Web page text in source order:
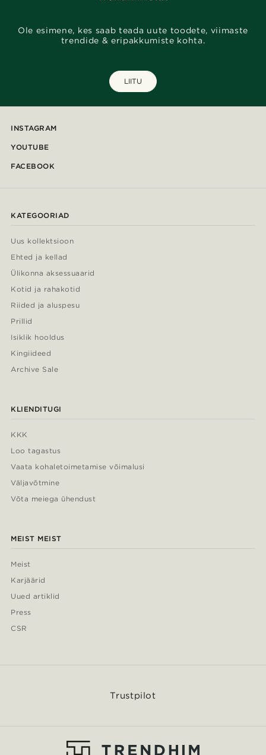
Ole esimene, kes saab teada uute toodete, viimaste
trendide & eripakkumiste kohta.
LIITU
INSTAGRAM
YOUTUBE
FACEBOOK
KATEGOORIAD
Uus kollektsioon
Ehted ja kellad
Ülikonna aksessuaarid
Kotid ja rahakotid
Riided ja aluspesu
Prillid
Isiklik hooldus
Kingiideed
Archive Sale
KLIENDITUGI
KKK
Loo tagastus
Vaata kohaletoimetamise võimalusi
Väljavõtmine
Võta meiega ühendust
MEIST MEIST
Meist
Karjäärid
Uued artiklid
Press
CSR
Trustpilot